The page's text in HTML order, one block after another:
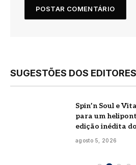
SUGESTÕES DOS EDITORES
Spin’n Soul e
para um
edição inédita
agosto 5, 2026